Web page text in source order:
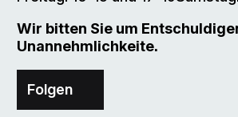
Wir bitten Sie um
Unannehmlichkeite.
Folgen